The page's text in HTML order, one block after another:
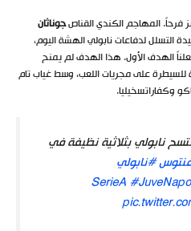
جوناثان
التسلل لدفاعات نابولي الهشة اليوم،
الهدف الأول. هذا الهدف لم يمنح
على مجريات اللعب، وسط غياب تام
وكفاراتسخيليا.
نابولي بثلاثية نظيفة في
#نابولي